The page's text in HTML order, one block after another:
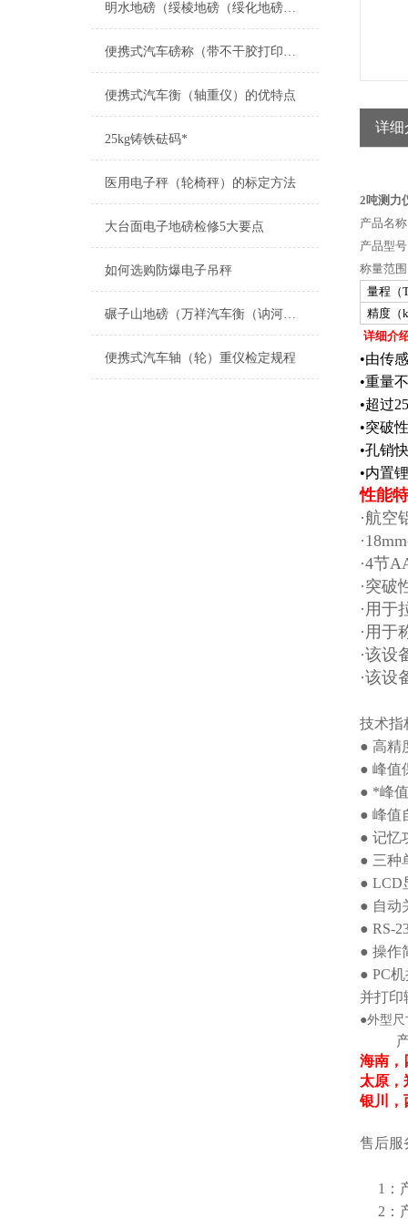
明水地磅（绥棱地磅（绥化地磅（桃山地磅）新兴地磅）茄子河地磅维修
便携式汽车磅称（带不干胶打印地磅）便携式汽车电子磅秤维修
便携式汽车衡（轴重仪）的优特点
25kg铸铁砝码*
医用电子秤（轮椅秤）的标定方法
大台面电子地磅检修5大要点
如何选购防爆电子吊秤
碾子山地磅（万祥汽车衡（讷河地磅）老港汽车衡）龙江地磅维修
便携式汽车轴（轮）重仪检定规程
详细
2吨测力
产品名
产品型
称量范
量程（
精度（
详细介
•由传
•重量
•超过
•突破
•孔销
•内置
性能
·航空
·4节
·突破
·用于
·用于
·该设
·该设
技术指
● 高精
● 峰值
● *峰
● 峰值
● 记忆
● 三种
● LCD
● 自动
● RS-
● 操作
● PC
并打印
●外型尺
海南，
太原，
银川，
售后服
1：
2：